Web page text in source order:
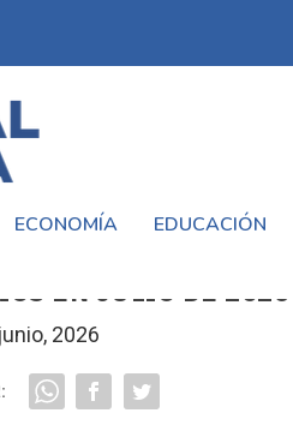
ECONOMÍA EDUCACIÓN
EN JULIO DE 2026
2026